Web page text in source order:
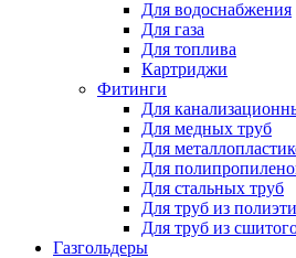
Для водоснабжения
Для газа
Для топлива
Картриджи
Фитинги
Для
Для медных труб
Для
Для
Для стальных труб
Для труб из
Для труб из
Газгольдеры